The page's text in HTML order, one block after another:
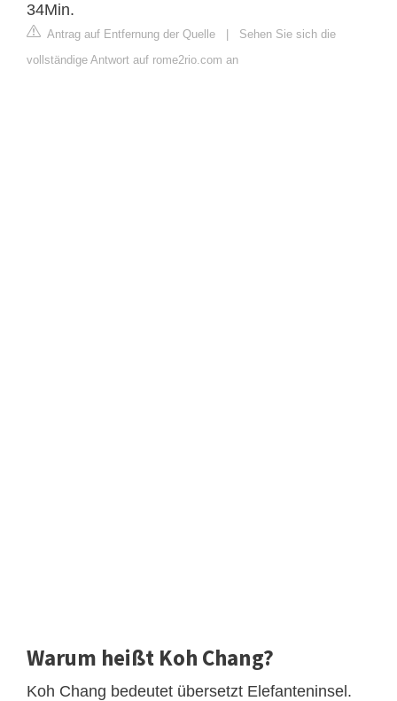
34Min.
Antrag auf Entfernung der Quelle | Sehen Sie sich die
vollständige Antwort auf rome2rio.com an
Warum heißt Koh Chang?
Koh Chang bedeutet übersetzt Elefanteninsel.